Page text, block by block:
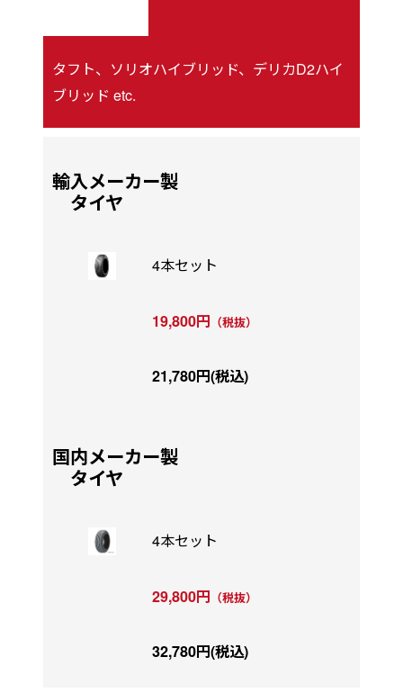
タフト、ソリオハイブリッド、デリカD2ハイ
ブリッド etc.
輸入メーカー製
タイヤ
4本セット
19,800円 （税抜）
21,780円(税込)
国内メーカー製
タイヤ
4本セット
29,800円 （税抜）
32,780円(税込)